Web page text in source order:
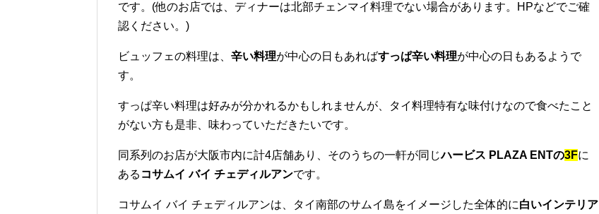
です。(他のお店では、ディナーは北部チェンマイ料理でない場合があります。HPなどでご確
認ください。)
ビュッフェの料理は、 辛い料理が中心の日もあればすっぱ辛い料理が中心の日もあるようで
す。
すっぱ辛い料理は好みが分かれるかもしれませんが、タイ料理特有な味付けなので食べたこと
がない方も是非、味わっていただきたいです。
同系列のお店が大阪市内に計4店舗あり、そのうちの一軒が同じハービス PLAZA ENTの3Fに
ある コサムイ バイ チェディルアンです。
コサムイ バイ チェディルアンは、タイ南部のサムイ島をイメージした全体的に白いインテリア